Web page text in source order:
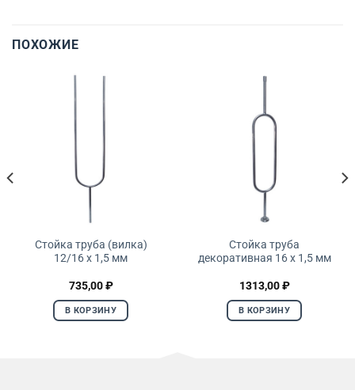
ПОХОЖИЕ
Стойка труба (вилка)
12/16 x 1,5 мм
735,00₽
В КОРЗИНУ
Стойка труба
декоративная 16 x 1,5 мм
1313,00₽
В КОРЗИНУ